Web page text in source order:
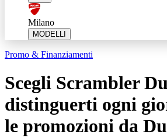
Milano
MODELLI
Promo & Finanziamenti
Scegli Scrambler
distinguerti ogni
le promozioni da